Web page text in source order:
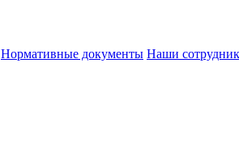
Нормативные документы Наши